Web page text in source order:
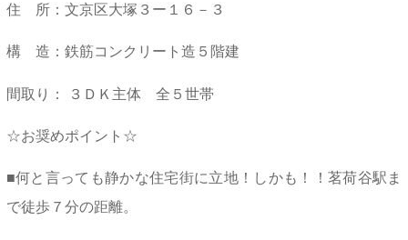
住 所： 文京区大塚３ー１６－３
構 造：鉄筋コンクリート造５階建
間取り： ３ＤＫ主体 全５世帯
☆お奨めポイント☆
■何と言っても静かな住宅街に立地！しかも！！茗荷谷駅ま
で徒歩７分の距離。